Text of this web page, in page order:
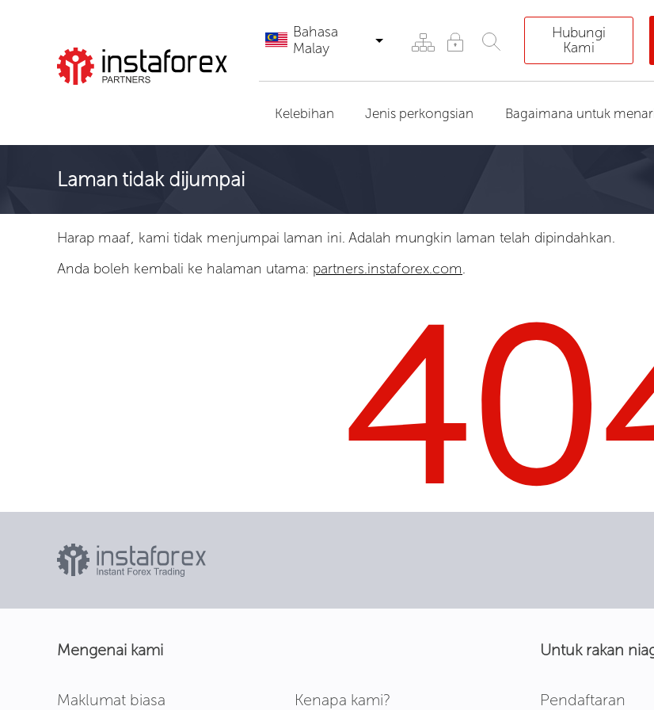
Bahasa
Malay
Hubungi
Kami
Kelebihan Jenis perkongsian Bagaimana untuk
Laman tidak dijumpai
Harap maaf, kami tidak menjumpai laman ini. Adalah mungkin laman telah dipindahkan.
Anda boleh kembali ke halaman utama: partners.instaforex.com.
Mengenai kami
Maklumat biasa Kenapa kami?
Untuk rakan
Pendaftaran